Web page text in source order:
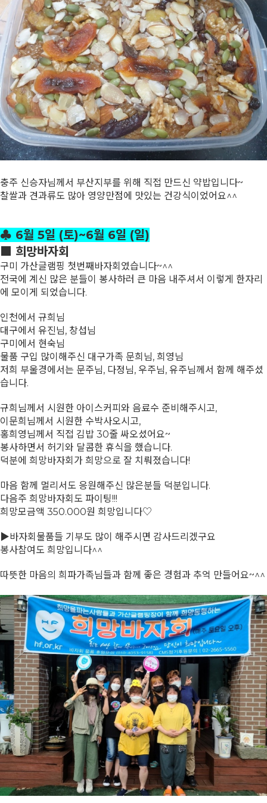
충주 신승자님께서 부산지부를 위해 직접 만드신 약밥입니다~
찰쌀과 견과류도 많아 영양만점에 맛있는 건강식이었어요^^
♣ 6월 5일 (토)~6월 6일 (일)
■ 희망바자회
구미 가산글램핑 첫번째바자회였습니다~^^
전국에 계신 많은 분들이 봉사하러 큰 마음 내주셔서 이렇게 한자리
에 모이게 되었습니다.
인천에서 규희님
대구에서 유진님, 창섭님
구미에서 현숙님
물품 구입 많이해주신 대구가족 문희님, 희영님
저희 부울경에서는 문주님, 다정님, 우주님, 유주님께서 함께 해주셨
습니다.
규희님께서 시원한 아이스커피와 음료수 준비해주시고,
이문희님께서 시원한 수박사오시고,
홍희영님께서 직접 김밥 30줄 싸오셨어요~
봉사하면서 허기와 달콤한 휴식을 했습니다.
덕분에 희망바자회가 희망으로 잘 치뤄졌습니다!
마음 함께 멀리서도 응원해주신 많은분들 덕분입니다.
다음주 희망바자회도 파이팅!!!
희망모금액 350.000원 희망입니다♡
▶바자회물품들 기부도 많이 해주시면 감사드리겠구요
봉사참여도 희망입니다^^
따뜻한 마음의 희파가족님들과 함께 좋은 경험과 추억 만들어요~^^